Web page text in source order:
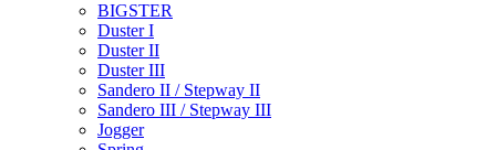
BIGSTER
Duster I
Duster II
Duster III
Sandero II / Stepway II
Sandero III / Stepway III
Jogger